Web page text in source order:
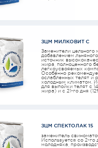
ЗЦМ МИЛКОВИТ С
Заменители цельного
добавлением
источник
жира, полноценного
легкоусвояемых
Особенно
ослабленных телят и
холодным климатом.
для выпойки телят с
жира) и с 21-го дня
ЗЦМ СПЕКТОЛАК 15
заменитель
Используется со 2-го
молодняка,